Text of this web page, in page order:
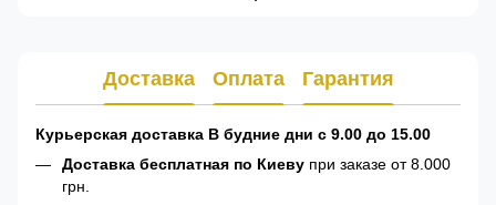
Доставка Оплата Гарантия
Курьерская доставка В будние дни с 9.00 до 15.00
Доставка бесплатная по Киеву при заказе от 8.000
грн.